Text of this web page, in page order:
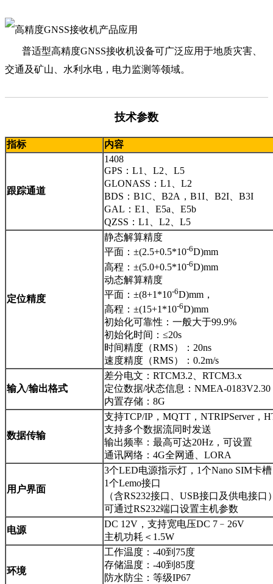
普适型高精度GNSS接收机设备可广泛应用于地质灾害、
交通及矿山、水利水电，电力监测等领域。
技术参数
指标 内容
跟踪通道
1408
GPS：L1、L2、L5
GLONASS：L1、L2
BDS：B1C、B2A，B1I、B2I、B3I
GAL：E1、E5a、E5b
QZSS：L1、L2、L5
定位精度
静态解算精度
平面：±(2.5+0.5*10-6D)mm
高程：±(5.0+0.5*10-6D)mm
动态解算精度
平面：±(8+1*10-6D)mm，
高程：±(15+1*10-6D)mm
初始化可靠性：一般大于99.9%
初始化时间：≤20s
时间精度（RMS）：20ns
速度精度（RMS）：0.2m/s
输入/输出格式
差分电文：RTCM3.2、RTCM3.x
定位数据/状态信息：NMEA-0183V2.30
内置存储：8G
数据传输
支持TCP/IP，MQTT，NTRIPServer，
支持多个数据流同时发送
输出频率：最高可达20Hz，可设置
通讯网络：4G全网通、LORA
用户界面
3个LED电源指示灯，1个Nano SIM卡槽
1个Lemo接口
（含RS232接口、USB接口及供电接口
可通过RS232端口设置主机参数
电源
DC 12V，支持宽电压DC 7﹣26V
主机功耗＜1.5W
环境
工作温度：-40到75度
存储温度：-40到85度
防水防尘：等级IP67